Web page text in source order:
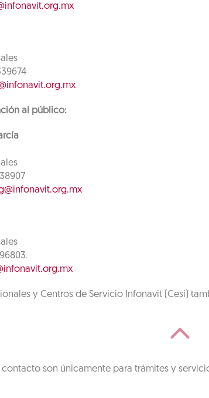
al público:
y Centros de Servicio Infonavit (Cesi)
contacto son únicamente para trámites y